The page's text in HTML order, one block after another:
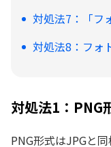
対処法7：「フ
対処法8：フォ
対処法1：PNG
PNG形式はJPGと